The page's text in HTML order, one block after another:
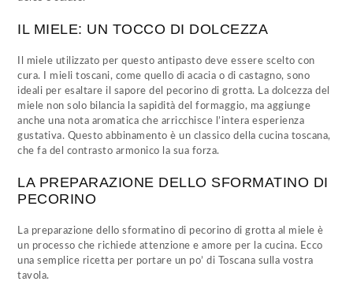
IL MIELE: UN TOCCO DI DOLCEZZA
Il miele utilizzato per questo antipasto deve essere scelto con
cura. I mieli toscani, come quello di acacia o di castagno, sono
ideali per esaltare il sapore del pecorino di grotta. La dolcezza del
miele non solo bilancia la sapidità del formaggio, ma aggiunge
anche una nota aromatica che arricchisce l’intera esperienza
gustativa. Questo abbinamento è un classico della cucina toscana,
che fa del contrasto armonico la sua forza.
LA PREPARAZIONE DELLO SFORMATINO DI
PECORINO
La preparazione dello sformatino di pecorino di grotta al miele è
un processo che richiede attenzione e amore per la cucina. Ecco
una semplice ricetta per portare un po’ di Toscana sulla vostra
tavola.